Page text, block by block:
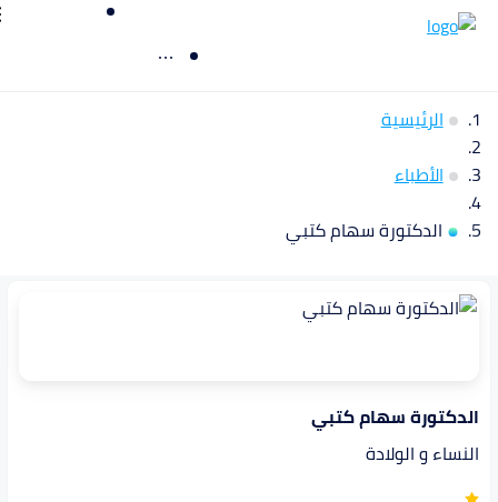
الرئيسية
الأطباء
الدكتورة سهام كتبي
الدكتورة سهام كتبي
النساء و الولادة